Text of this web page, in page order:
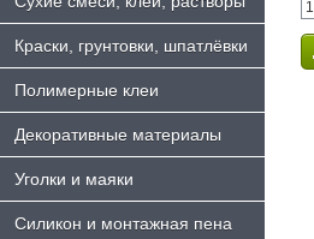
Краски, грунтовки, шпатлёвки
Полимерные клеи
Декоративные материалы
Уголки и маяки
Силикон и монтажная пена